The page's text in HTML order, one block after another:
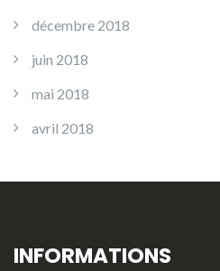
décembre 2018
juin 2018
mai 2018
avril 2018
INFORMATIONS